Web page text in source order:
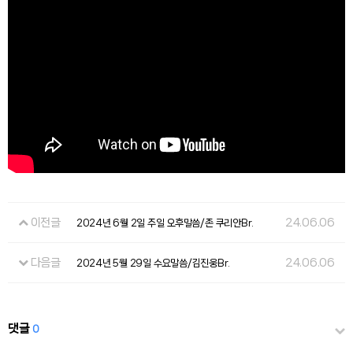
이전글 2024년 6월 2일 주일 오후말씀/존 쿠리안Br. 24.06.06
다음글 2024년 5월 29일 수요말씀/김진웅Br. 24.06.06
댓글 0